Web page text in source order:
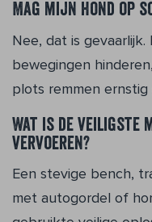
Mag mijn hond op
Nee, dat is
bewegingen
plots remmen
Wat is de veiligste
vervoeren?
Een stevige bench,
met autogordel of